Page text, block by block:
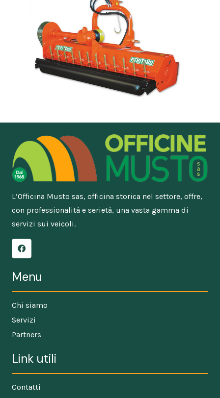
L’Officina Musto sas, officina storica nel settore, offre,
con professionalità e serietà, una vasta gamma di
servizi sui veicoli.
Menu
Chi siamo
Servizi
Partners
Link utili
Contatti